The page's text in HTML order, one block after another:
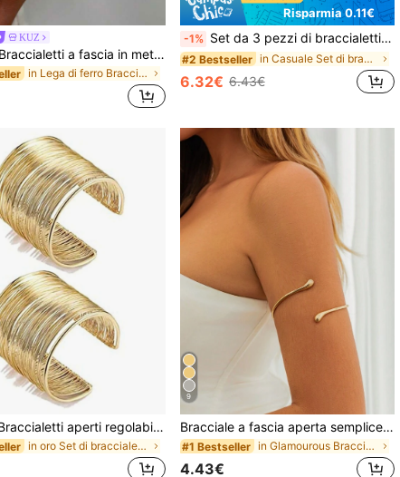
KUZ
6 pezzi Braccialetti a fascia in metallo larghi e piatti, stile vintage elegante, adatti per uso quotidiano, feste, vacanze, regalo, lusso discreto
in Lega di ferro Bracciali da donna
Risparmia 0.11€
-1% Set da 3 pezzi di braccialetti in acrilico marrone spesso multistrato, stile vintage bohémien, per donne, boho chic
#2 Bestseller in Casuale Set di braccialetti da donna
6.32€ 6.43€
2 pezzi Braccialetti aperti regolabili, bracciali avvolgenti color oro per polso da donna, minimalisti
in oro Set di braccialetti da donna
9
Bracciale a fascia aperta semplice ed elegante con anello circolare dorato e catena a goccia in metallo, adatto per le donne da indossare quotidianamente, per viaggi, feste, raduni, banchetti e balli., Lusso discreto
#1 Bestseller in Glamourous Bracciali da donna
4.43€